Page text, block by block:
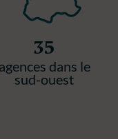
35
agences dans le
sud-ouest